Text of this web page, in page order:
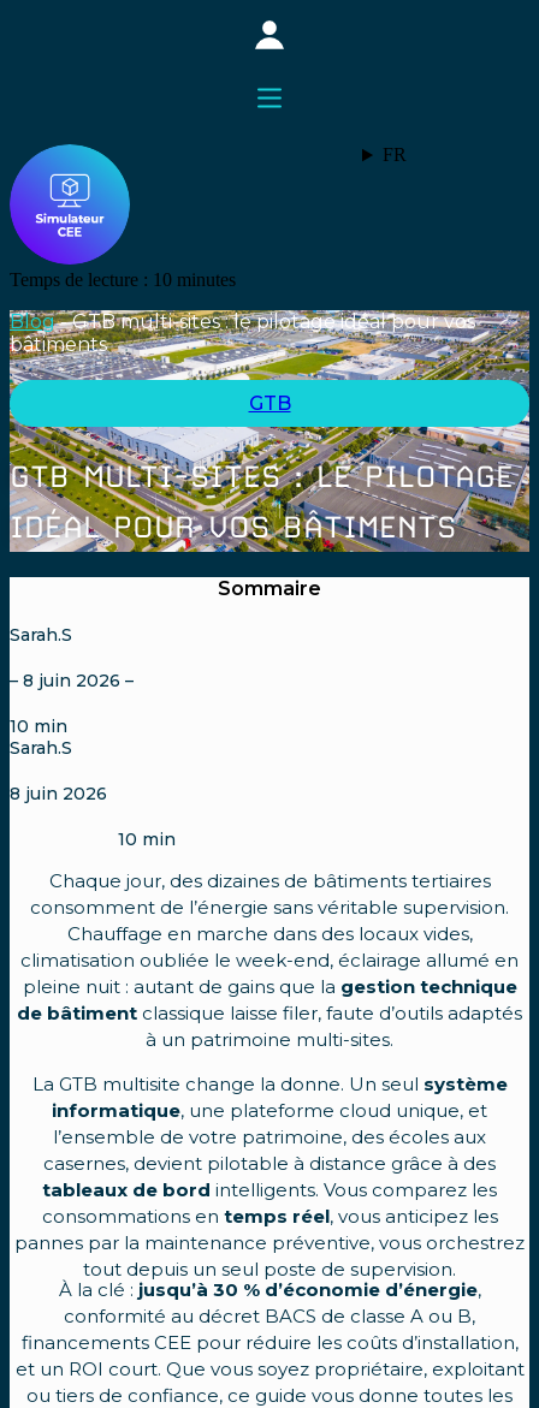
FR
Temps de lecture : 10 minutes
Blog-GTB multi-sites : le pilotage idéal pour vos
bâtiments
GTB
GTB MULTI-SITES : LE PILOTAGE
IDÉAL POUR VOS BÂTIMENTS
Sommaire
Sarah.S
– 8 juin 2026 –
10 min
Sarah.S
8 juin 2026
10 min
Chaque jour, des dizaines de bâtiments tertiaires
consomment de l’énergie sans véritable supervision.
Chauffage en marche dans des locaux vides,
climatisation oubliée le week-end, éclairage allumé en
pleine nuit : autant de gains que la gestion technique
de bâtiment classique laisse filer, faute d’outils adaptés
à un patrimoine multi-sites.
La GTB multisite change la donne. Un seul système
informatique, une plateforme cloud unique, et
l’ensemble de votre patrimoine, des écoles aux
casernes, devient pilotable à distance grâce à des
tableaux de bord intelligents. Vous comparez les
consommations en temps réel, vous anticipez les
pannes par la maintenance préventive, vous orchestrez
tout depuis un seul poste de supervision.
À la clé : jusqu’à 30 % d’économie d’énergie,
conformité au décret BACS de classe A ou B,
financements CEE pour réduire les coûts d’installation,
et un ROI court. Que vous soyez propriétaire, exploitant
ou tiers de confiance, ce guide vous donne toutes les